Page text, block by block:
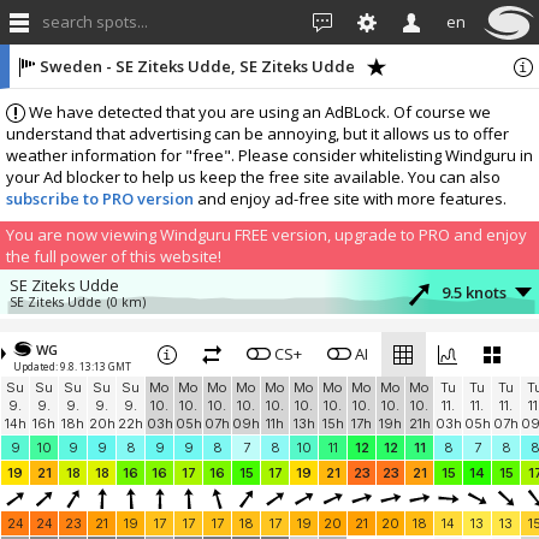
search spots... en
We have detected that you are using an AdBLock. Of course we
understand that advertising can be annoying, but it allows us to offer
weather information for "free". Please consider whitelisting Windguru in
your Ad blocker to help us keep the free site available. You can also
subscribe to PRO version and enjoy ad-free site with more features.
You are now viewing Windguru FREE version, upgrade to PRO and enjoy
the full power of this website!
Sweden - SE Ziteks Udde, SE Ziteks Udde
SE Ziteks Udde
SE Ziteks Udde (0 km) 9.5 knots
SKB Näsaängsbadet
SKB Näsaängsbadet
9.5 knots
Stockholm
zephyrus (27.4 km)
0.1 knots
Sweden, Uppsala
KajTech - Skaris (35 km)
12.8 knots
Sweden, Stockholm
Fituna (47.7 km) 15.5 knots
WG
Updated: 9.8. 13:13 GMT
CS+ AI
Su
9.
14h
Su
9.
16h
Su
9.
18h
Su
9.
20h
Su
9.
22h
Mo
10.
03h
Mo
10.
05h
Mo
10.
07h
Mo
10.
09h
Mo
10.
11h
Mo
10.
13h
Mo
10.
15h
Mo
10.
17h
Mo
10.
19h
Mo
10.
21h
Tu
11.
03h
Tu
11.
05h
Tu
11.
07h
9
10 9 9 8 9 9 8 7 8 10 11 12 12 11 8 7 8
8
19
21 18 18 16 16 17 16 15 17 19 21 23 23 21 15 14 15
24 24 23 21 19 17 17 17 18 17 19 20 21 20 18 14 13 13